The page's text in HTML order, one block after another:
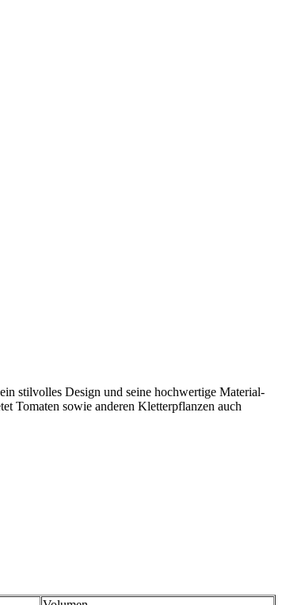
stilvolles Design und seine hochwertige Material-
Tomaten sowie anderen Kletterpflanzen auch